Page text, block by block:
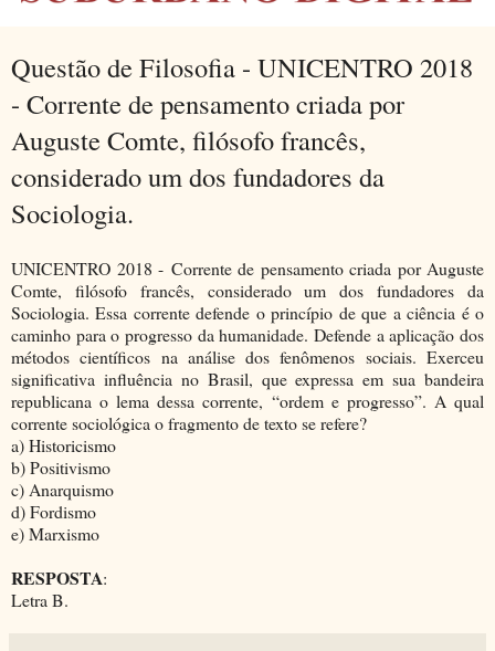
Questão de Filosofia - UNICENTRO 2018
- Corrente de pensamento criada por
Auguste Comte, filósofo francês,
considerado um dos fundadores da
Sociologia.
UNICENTRO 2018 - Corrente de pensamento criada por Auguste
Comte, filósofo francês, considerado um dos fundadores da
Sociologia. Essa corrente defende o princípio de que a ciência é o
caminho para o progresso da humanidade. Defende a aplicação dos
métodos científicos na análise dos fenômenos sociais. Exerceu
significativa influência no Brasil, que expressa em sua bandeira
republicana o lema dessa corrente, “ordem e progresso”. A qual
corrente sociológica o fragmento de texto se refere?
a) Historicismo
b) Positivismo
c) Anarquismo
d) Fordismo
e) Marxismo
RESPOSTA:
Letra B.